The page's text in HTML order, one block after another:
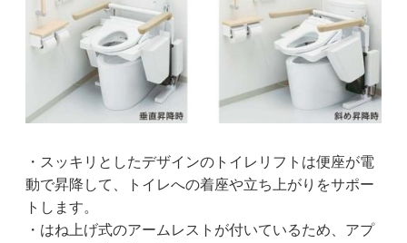
・スッキリとしたデザインのトイレリフトは便座が電
動で昇降して、トイレへの着座や立ち上がりをサポー
トします。
・はね上げ式のアームレストが付いているため、アプ